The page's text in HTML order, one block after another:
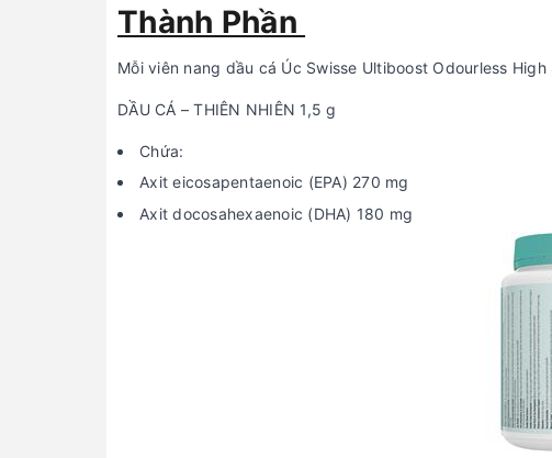
Thành Phần
Mỗi viên nang dầu cá Úc Swisse Ultiboost Odourless
DẦU CÁ – THIÊN NHIÊN 1,5 g
Chứa:
Axit eicosapentaenoic (EPA) 270 mg
Axit docosahexaenoic (DHA) 180 mg